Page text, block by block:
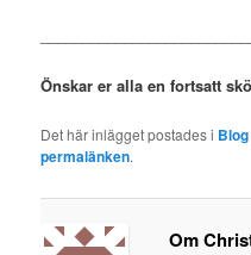
Önskar er alla en fortsatt
Det här inlägget postades i Blog
permalänken.
Om